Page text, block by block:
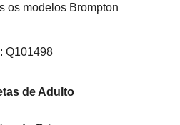
os modelos Brompton
Q101498
de Adulto